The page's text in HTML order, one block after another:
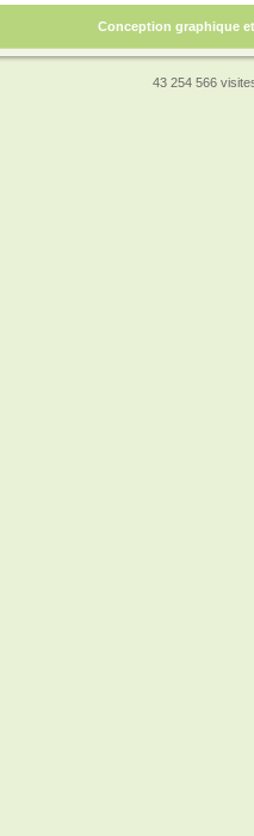
Conception graphique
43 254 566